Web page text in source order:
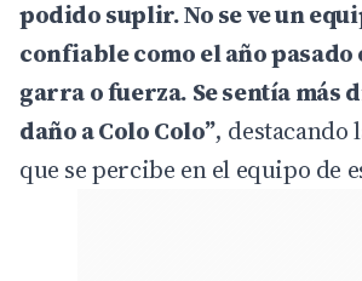
podido suplir. No se ve un
confiable como el año pasado
garra o fuerza. Se sentía
daño a Colo Colo”, destacando
que se percibe en el equipo de